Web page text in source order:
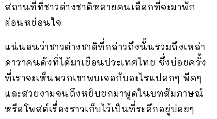
สถานที่ที่ชาวต่างชาติหลายคนเลือกที่จะมาพัก
ผ่อนหย่อนใจ
แน่นอนว่าชาวต่างชาติที่กล่าวถึงนั้นรวมถึงเหล่า
ดาราคนดังที่ได้มาเยือนประเทศไทย ซึ่งบ่อยครั้ง
ที่เราจะเห็นพวกเขาพบเจอกับอะไรแปลกๆ พีคๆ
และสวยงามจนถึงหยิบยกมาพูดในบทสัมภาษณ์
หรือโพสต์เรื่องราวเก็บไว้เป็นที่ระลึกอยู่บ่อยๆ